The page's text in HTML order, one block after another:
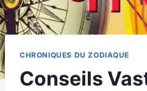
CHRONIQUES DU ZODIAQUE
Conseils